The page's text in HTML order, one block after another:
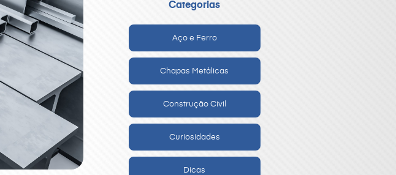
Categorias
Aço e Ferro
Chapas Metálicas
Construção Civil
Curiosidades
Dicas